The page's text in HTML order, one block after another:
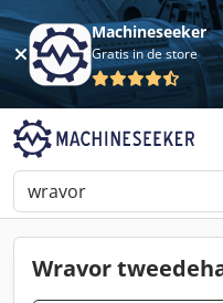
Machineseeker
Gratis in de store
Wravor